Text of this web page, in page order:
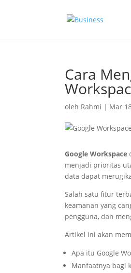
Cara
oleh Rahmi | Mar
Google Workspace
menjadi prioritas
data dapat
Salah satu fitur
keamanan yang
pengguna, dan
Artikel ini akan
Apa itu Google
Manfaatnya bagi